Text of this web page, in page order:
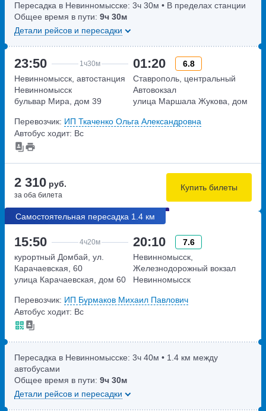
23:50 1ч30м
Невинномысск, автостанция
Невинномысск
бульвар Мира, дом 39
01:20
6.8
Ставрополь, центральный
Автовокзал
улица Маршала Жукова, дом
Перевозчик: ИП Ткаченко Ольга Александровна
Автобус ходит: Вс
Пересадка в Невинномысске: 3ч 30м • В пределах станции
Общее время в пути: 9ч 30м
Детали рейсов и пересадки
2 310 руб.
за оба билета
Купить билеты
Самостоятельная пересадка 1.4 км
15:50 4ч20м
курортный Домбай, ул.
Карачаевская, 60
улица Карачаевская, дом 60
20:10
7.6
Невинномысск,
Железнодорожный вокзал
Невинномысск
167
Перевозчик: ИП Бурмаков Михаил Павлович
Автобус ходит: Вс
Пересадка в Невинномысске: 3ч 40м • 1.4 км между
автобусами
Общее время в пути: 9ч 30м
Детали рейсов и пересадки